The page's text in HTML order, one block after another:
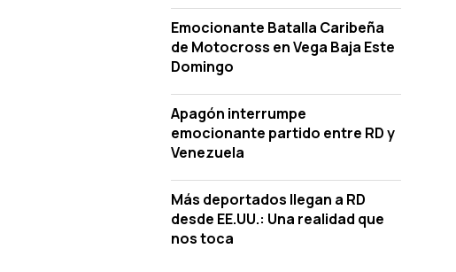
Emocionante Batalla Caribeña
de Motocross en Vega Baja Este
Domingo
Apagón interrumpe
emocionante partido entre RD y
Venezuela
Más deportados llegan a RD
desde EE.UU.: Una realidad que
nos toca